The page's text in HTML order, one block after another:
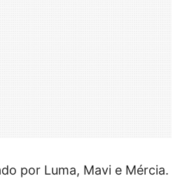
por Luma, Mavi e Mércia.